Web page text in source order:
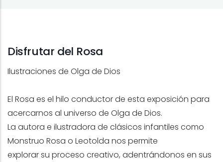
Disfrutar del Rosa
Ilustraciones de Olga de Dios
El Rosa es el hilo conductor de esta exposición para
acercarnos al universo de Olga de Dios.
La autora e ilustradora de clásicos infantiles como
Monstruo Rosa o Leotolda nos permite
explorar su proceso creativo, adentrándonos en sus